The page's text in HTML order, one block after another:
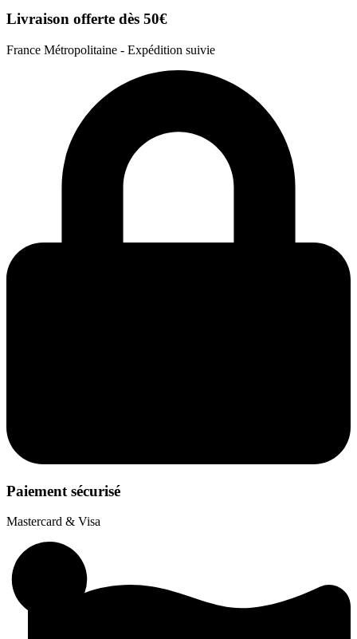
Livraison offerte dès 50€
France Métropolitaine - Expédition suivie
Paiement sécurisé
Mastercard & Visa